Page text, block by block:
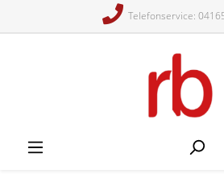
Telefonservice: